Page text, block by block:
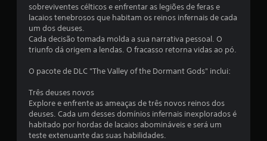
t
l
d
e
8
sobreviventes célticos e enfrentar as legiões de feras e
lacaios tenebrosos que habitam os reinos infernais de cada
um dos deuses.
Cada decisão tomada molda a sua narrativa pessoal. O
triunfo dá origem a lendas. O fracasso retorna vidas ao pó.
O pacote de DLC "The Valley of the Dormant Gods" inclui:
Três deuses novos
Explore e enfrente as ameaças de três novos reinos dos
deuses. Cada um desses domínios infernais inexplorados é
habitado por hordas de lacaios abomináveis e será um
teste extenuante das suas habilidades.